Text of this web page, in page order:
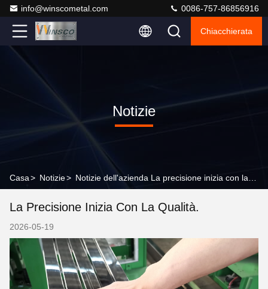
info@winscometal.com 0086-757-86856916
Chiacchierata
Notizie
Casa> Notizie>
La Precisione Inizia Con La Qualità.
2026-05-19